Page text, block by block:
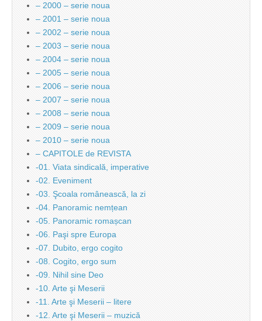
– 2000 – serie noua
– 2001 – serie noua
– 2002 – serie noua
– 2003 – serie noua
– 2004 – serie noua
– 2005 – serie noua
– 2006 – serie noua
– 2007 – serie noua
– 2008 – serie noua
– 2009 – serie noua
– 2010 – serie noua
– CAPITOLE de REVISTA
-01. Viata sindicală, imperative
-02. Eveniment
-03. Şcoala românească, la zi
-04. Panoramic nemțean
-05. Panoramic romașcan
-06. Paşi spre Europa
-07. Dubito, ergo cogito
-08. Cogito, ergo sum
-09. Nihil sine Deo
-10. Arte şi Meserii
-11. Arte şi Meserii – litere
-12. Arte şi Meserii – muzică